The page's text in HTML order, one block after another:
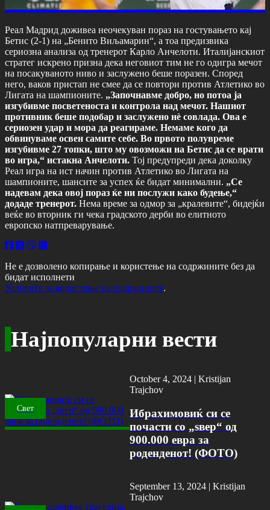
Реал Мадрид доживеа неочекуван пораз на гостувањето кај
Бетис (2-1) на „Бенито Виљамарин“, а тоа предизвика
сериозна анализа од тренерот Карло Анчелоти. Италијанскиот
стратег искрено призна дека неговиот тим не го одигра мечот
на посакуваното ниво и заслужено беше поразен. Според
него, ваков пристап не смее да се повтори против Атлетико во
Лигата на шампионите. „Започнавме добро, но потоа ја
изгубивме посветеноста и контрола над мечот. Нашиот
противник беше подобар и заслужено нè совлада. Ова е
сериозен удар и мора да реагираме. Немаме кого да
обвинуваме освен самите себе. Во првото полувреме
изгубивме 27 топки, што му овозможи на Бетис да се врати
во игра,“ истакна Анчелоти. Тој предупреди дека доколку
Реал игра на ист начин против Атлетико во Лигата на
шампионите, шансите за успех ќе бидат минимални. „Се
надевам дека овој пораз ќе ни послужи како будење,“
додаде тренерот. Нема време за одмор за „кралевите“, бидејќи
веќе во вторник ги чека градското дерби во елитното
европско натпреварување.
Не е дозволено копирање и користење на содржините без да
бидат исполнети
Условите за користење на содржините.
Најпопуларни вести
Свет
October 4, 2024 |Kristijan
Trajchov
Ибрахимовиќ си се
почасти со „ѕвер“ од
900.000 евра за
роденденот! (ФОТО)
September 13, 2024 | Kristijan
Trajchov